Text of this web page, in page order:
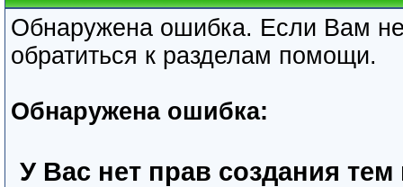
Обнаружена ошибка. Если Вам
обратиться к разделам помощи.
Обнаружена ошибка:
У Вас нет прав создания